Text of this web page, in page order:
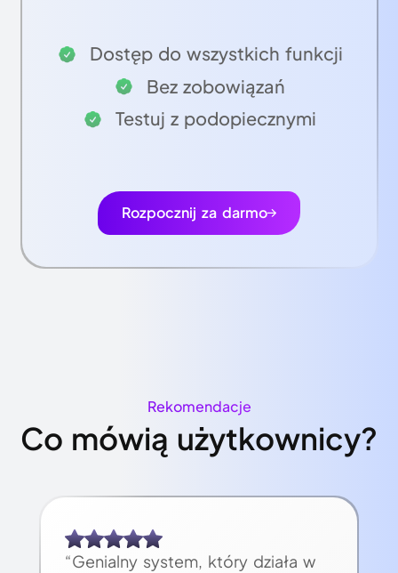
Dostęp do wszystkich funkcji
Bez zobowiązań
Testuj z podopiecznymi
Rozpocznij za darmo
Rekomendacje
Co mówią użytkownicy?
“Genialny system, który działa w